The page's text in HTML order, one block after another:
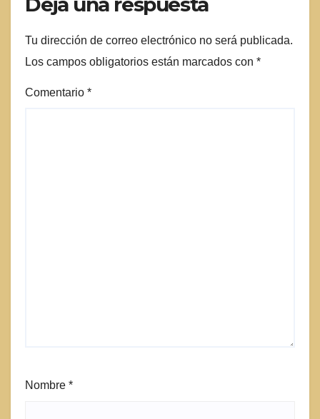
Tu dirección de correo electrónico no será publicada.
Los campos obligatorios están marcados con *
Comentario *
Nombre *